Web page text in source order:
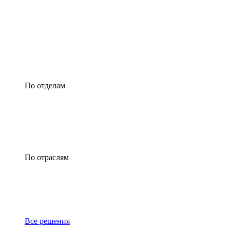
По отделам
По отраслям
Все решения